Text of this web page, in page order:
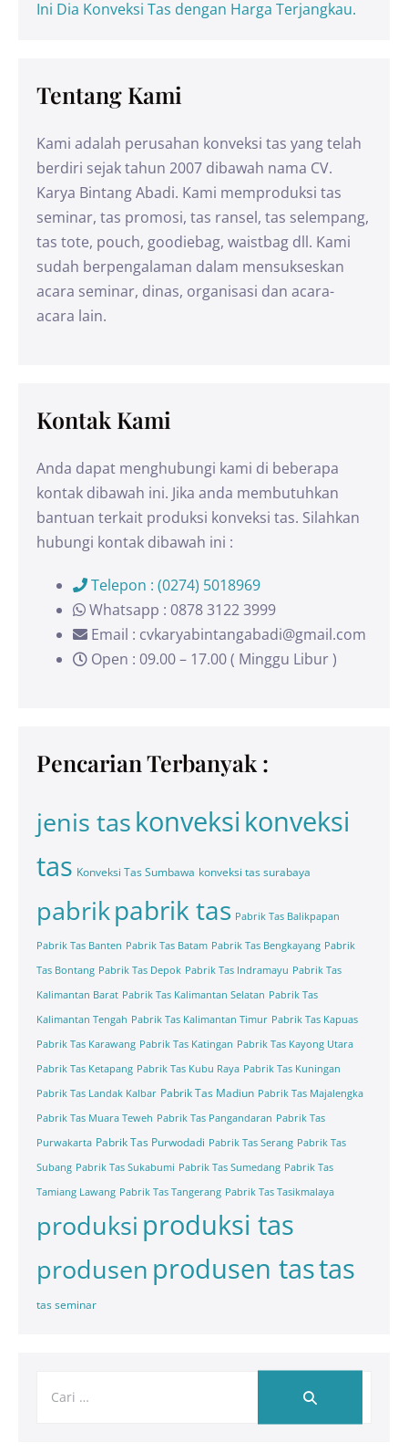
Ini Dia Konveksi Tas dengan Harga Terjangkau.
Tentang Kami
Kami adalah perusahan konveksi tas yang telah
berdiri sejak tahun 2007 dibawah nama CV.
Karya Bintang Abadi. Kami memproduksi tas
seminar, tas promosi, tas ransel, tas selempang,
tas tote, pouch, goodiebag, waistbag dll. Kami
sudah berpengalaman dalam mensukseskan
acara seminar, dinas, organisasi dan acara-
acara lain.
Kontak Kami
Anda dapat menghubungi kami di beberapa
kontak dibawah ini. Jika anda membutuhkan
bantuan terkait produksi konveksi tas. Silahkan
hubungi kontak dibawah ini :
Telepon : (0274) 5018969
Whatsapp : 0878 3122 3999
Email : cvkaryabintangabadi@gmail.com
Open : 09.00 – 17.00 ( Minggu Libur )
Pencarian Terbanyak :
jenis taskonveksi konveksi
tas Konveksi Tas Sumbawa konveksi tas surabaya
pabrikpabrik tas Pabrik Tas Balikpapan
Pabrik Tas Banten Pabrik Tas Batam Pabrik Tas Bengkayang Pabrik
Tas Bontang Pabrik Tas Depok Pabrik Tas Indramayu Pabrik Tas
Kalimantan Barat Pabrik Tas Kalimantan Selatan Pabrik Tas
Kalimantan Tengah Pabrik Tas Kalimantan Timur Pabrik Tas Kapuas
Pabrik Tas Karawang Pabrik Tas Katingan Pabrik Tas Kayong Utara
Pabrik Tas Ketapang Pabrik Tas Kubu Raya Pabrik Tas Kuningan
Pabrik Tas Landak Kalbar Pabrik Tas Madiun Pabrik Tas Majalengka
Pabrik Tas Muara Teweh Pabrik Tas Pangandaran Pabrik Tas
Purwakarta Pabrik Tas Purwodadi Pabrik Tas Serang Pabrik Tas
Subang Pabrik Tas Sukabumi Pabrik Tas Sumedang Pabrik Tas
Tamiang Lawang Pabrik Tas Tangerang Pabrik Tas Tasikmalaya
produksi produksi tas
produsen produsen tastas
tas seminar